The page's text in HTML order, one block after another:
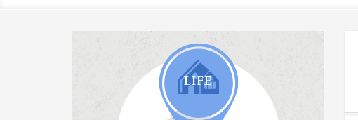
LIFE